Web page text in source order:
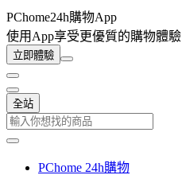
PChome24h購物App
使用App享受更優質的購物體驗
立即體驗
全站
PChome 24h購物